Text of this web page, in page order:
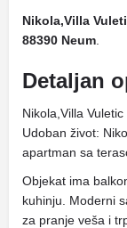
Nikola,Villa
88390 Neum
Detaljan
Nikola,Villa
Udoban život:
apartman sa
Objekat ima
kuhinju. Moderni
za pranje veša i